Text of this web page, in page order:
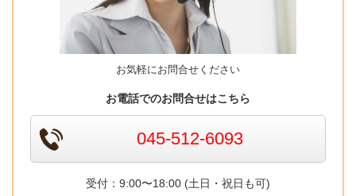
お気軽にお問合せください
お電話でのお問合せはこちら
045-512-6093
受付：9:00〜18:00 (土日・祝日も可)